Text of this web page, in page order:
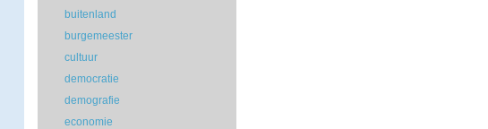
buitenland
burgemeester
cultuur
democratie
demografie
economie